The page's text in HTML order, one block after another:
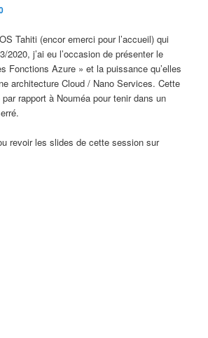
Tahiti (encor emerci pour l’accueil) qui
2020, j’ai eu l’occasion de présenter le
Fonctions Azure » et la puissance qu’elles
architecture Cloud / Nano Services. Cette
rapport à Nouméa pour tenir dans un
revoir les slides de cette session sur